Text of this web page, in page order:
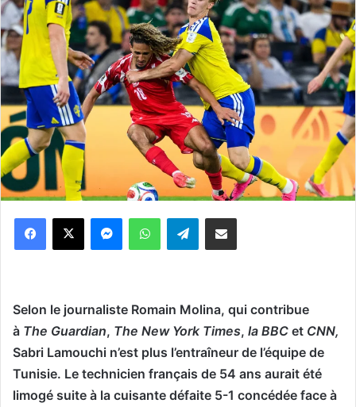
WhatsApp Telegram
Selon le journaliste Romain Molina, qui contribue
à The Guardian, The New York Times, la BBC et CNN,
Sabri Lamouchi n’est plus l’entraîneur de l’équipe de
Tunisie. Le technicien français de 54 ans aurait été
limogé suite à la cuisante défaite 5-1 concédée face à